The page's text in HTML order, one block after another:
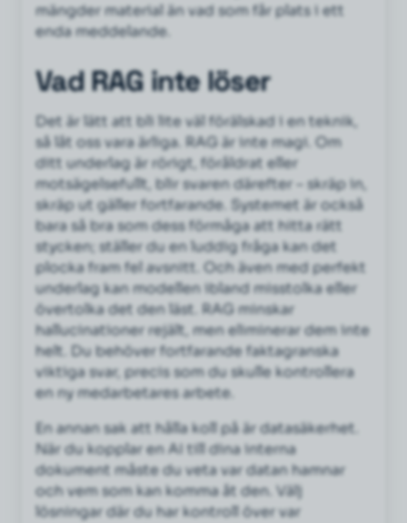
mängder material än vad som får plats i ett
enda meddelande.
Vad RAG inte löser
Det är lätt att bli lite väl förälskad i en teknik,
så låt oss vara ärliga. RAG är inte magi. Om
ditt underlag är rörigt, föråldrat eller
motsägelsefullt, blir svaren därefter – skräp in,
skräp ut gäller fortfarande. Systemet är också
bara så bra som dess förmåga att hitta rätt
stycken; ställer du en luddig fråga kan det
plocka fram fel avsnitt. Och även med perfekt
underlag kan modellen ibland misstolka eller
övertolka det den läst. RAG minskar
hallucinationer rejält, men eliminerar dem inte
helt. Du behöver fortfarande faktagranska
viktiga svar, precis som du skulle kontrollera
en ny medarbetares arbete.
En annan sak att hålla koll på är datasäkerhet.
När du kopplar en AI till dina interna
dokument måste du veta var datan hamnar
och vem som kan komma åt den. Välj
lösningar där du har kontroll över var